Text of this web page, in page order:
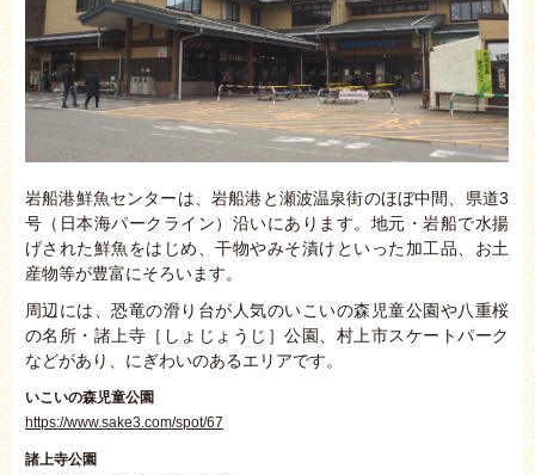
岩船港鮮魚センターは、岩船港と瀬波温泉街のほぼ中間、県道3
号（日本海パークライン）沿いにあります。地元・岩船で水揚
げされた鮮魚をはじめ、干物やみそ漬けといった加工品、お土
産物等が豊富にそろいます。
周辺には、恐竜の滑り台が人気のいこいの森児童公園や八重桜
の名所・諸上寺［しょじょうじ］公園、村上市スケートパーク
などがあり、にぎわいのあるエリアです。
いこいの森児童公園
https://www.sake3.com/spot/67
諸上寺公園